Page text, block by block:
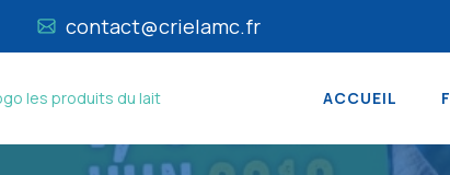
contact@crielamc.fr
ACCUEIL